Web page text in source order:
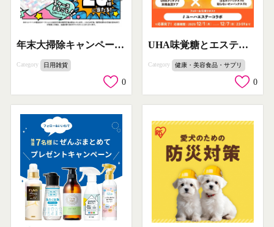
年末大掃除キャンペーン：ペーパータオルプレゼント
Category 日用雑貨
0
UHA味覚糖とエステーコラボ 冬のあったか応援キャンペーンプレゼント
Category 健康・美容食品・サプリ
0